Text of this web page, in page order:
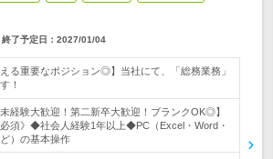
終了予定日： 2027/01/04
える重要なポジション◎】当社にて、「総務業務」
！
未経験大歓迎！第二新卒大歓迎！ブランクOK◎】
須》◆社会人経験1年以上◆PC（Excel・Word・
）の基本操作